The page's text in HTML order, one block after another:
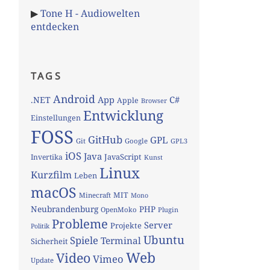
▶Tone H - Audiowelten
entdecken
TAGS
.NET Android App Apple Browser C#
Einstellungen Entwicklung
FOSS Git GitHub Google GPL GPL3
Invertika iOS Java JavaScript Kunst
Kurzfilm Leben Linux
macOS Minecraft MIT Mono
Neubrandenburg OpenMoko PHP Plugin
Politik Probleme Projekte Server
Sicherheit Spiele TerminalUbuntu
Update VideoVimeo Web